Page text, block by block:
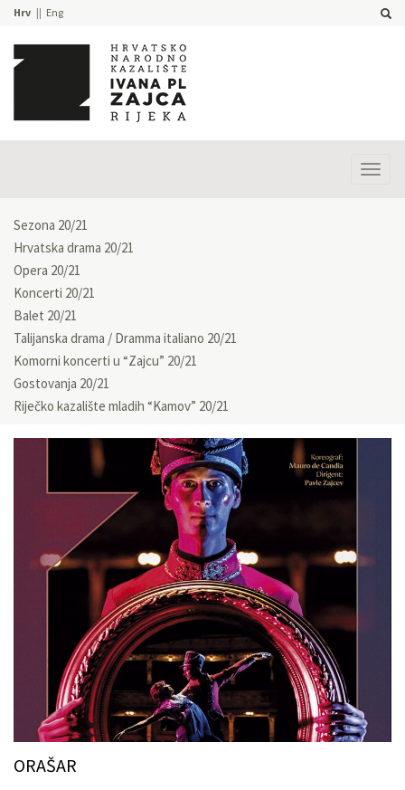
Hrv Eng
Sezona 20/21
Hrvatska drama 20/21
Opera 20/21
Koncerti 20/21
Balet 20/21
Talijanska drama / Dramma italiano 20/21
Komorni koncerti u “Zajcu” 20/21
Gostovanja 20/21
Riječko kazalište mladih “Kamov” 20/21
ORAŠAR